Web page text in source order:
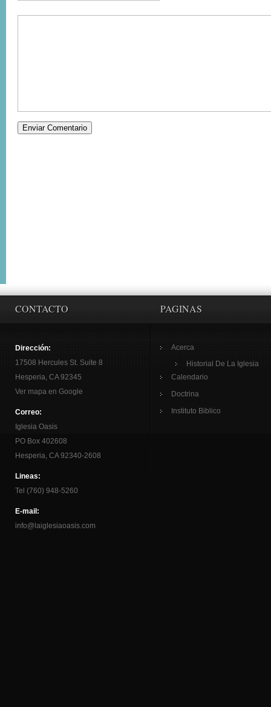
CONTACTO
Dirección:
17508 Hercules St. Suite 8
Hesperia, CA 92345
Ver mapa en Google
Correo:
Iglesia Oasis
PO Box 402608
Hesperia, CA 92340-2608
Lineas:
Tel (760) 948-5260
E-mail:
info@laiglesiaoasis.com
PAGINAS
Acerca
Historial De La Iglesia
Calendario
Doctrina
Instituto Biblico